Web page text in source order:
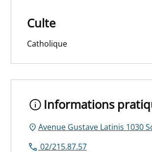
Culte
Catholique
Informations
Avenue Gustave Latinis 1030
02/215.87.57